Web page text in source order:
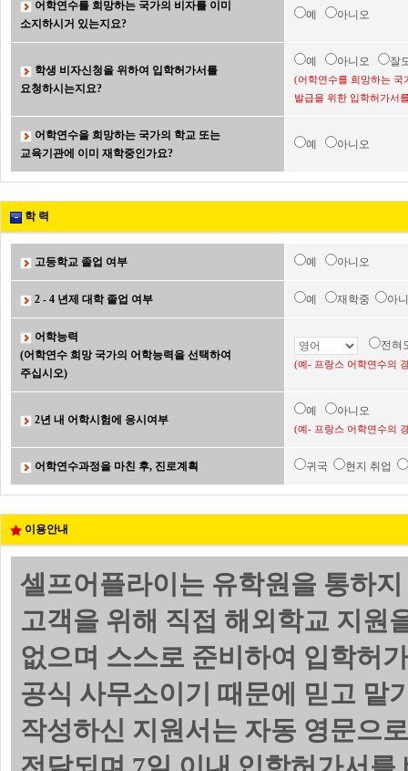
어학연수를 희망하는 국가의 비자를 이미
소지하시거 있는지요?
예 아니오
학생 비자신청을 위하여 입학허가서를
요청하시는지요?
예 아니오 잘
(어학연수를 희망하는 국
발급을 위한 입학허가서
어학연수을 희망하는 국가의 학교 또는
교육기관에 이미 재학중인가요?
예 아니오
학 력
고등학교 졸업 여부 예 아니오
2 - 4 년제 대학 졸업 여부 예 재학중 아
어학능력
(어학연수 희망 국가의 어학능력을 선택하여
주십시오)
전
(예- 프랑스 어학연수의
2년 내 어학시험에 응시여부
예 아니오
(예- 프랑스 어학연수의
어학연수과정을 마친 후, 진로계획 귀국 현지 취업
이용안내
셀프어플라이는 유학원을 통하
고객을 위해 직접 해외학교 지원
없으며 스스로 준비하여 입학허
공식 사무소이기 때문에 믿고 맡
작성하신 지원서는 자동 영문으